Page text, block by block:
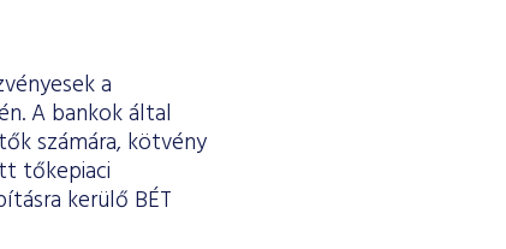
a
A bankok által
számára, kötvény
tőkepiaci
kerülő BÉT